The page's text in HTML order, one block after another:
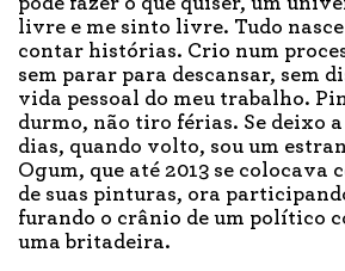
livre e me sinto livre. Tudo nasce
contar histórias. Crio num
sem parar para descansar, sem
vida pessoal do meu trabalho.
durmo, não tiro férias. Se deixo
dias, quando volto, sou um
Ogum, que até 2013 se colocava
de suas pinturas, ora
furando o crânio de um político
uma britadeira.